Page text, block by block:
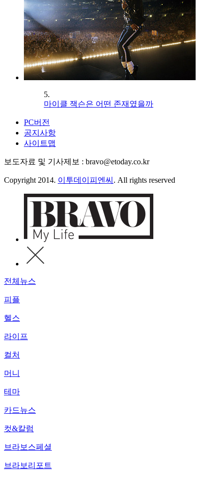
5.
마이클 잭슨은 어떤 존재였을까
PC버전
공지사항
사이트맵
보도자료 및 기사제보 : bravo@etoday.co.kr
Copyright 2014. 이투데이피엔씨 . All rights reserved
전체뉴스
피플
헬스
라이프
컬처
머니
테마
카드뉴스
컷&칼럼
브라보스페셜
브라보리포트